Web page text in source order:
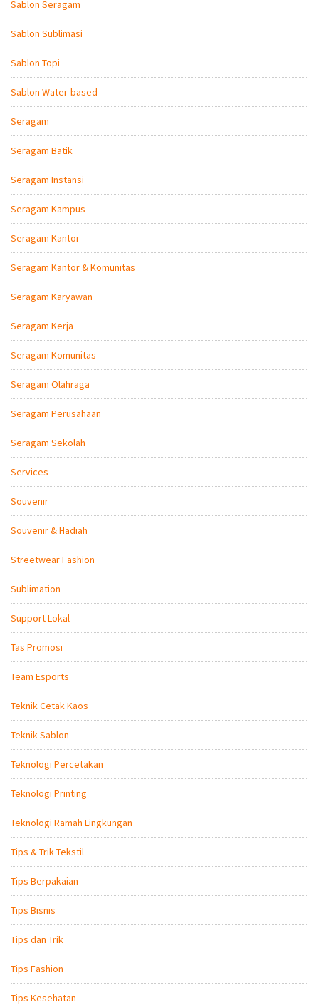
Sablon Seragam
Sablon Sublimasi
Sablon Topi
Sablon Water-based
Seragam
Seragam Batik
Seragam Instansi
Seragam Kampus
Seragam Kantor
Seragam Kantor & Komunitas
Seragam Karyawan
Seragam Kerja
Seragam Komunitas
Seragam Olahraga
Seragam Perusahaan
Seragam Sekolah
Services
Souvenir
Souvenir & Hadiah
Streetwear Fashion
Sublimation
Support Lokal
Tas Promosi
Team Esports
Teknik Cetak Kaos
Teknik Sablon
Teknologi Percetakan
Teknologi Printing
Teknologi Ramah Lingkungan
Tips & Trik Tekstil
Tips Berpakaian
Tips Bisnis
Tips dan Trik
Tips Fashion
Tips Kesehatan